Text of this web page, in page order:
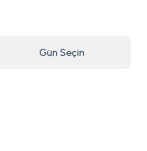
Gün Seçin